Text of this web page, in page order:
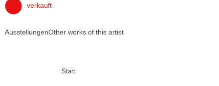
verkauft
AusstellungenOther works of this artist
Start